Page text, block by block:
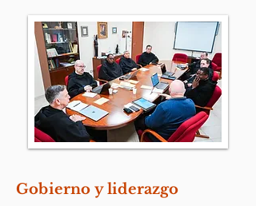
Gobierno y liderazgo